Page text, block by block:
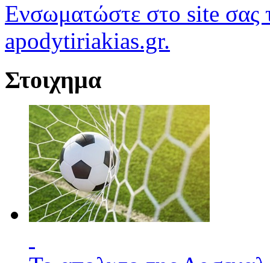
Ενσωματώστε στο site σας
apodytiriakias.gr.
Στοιχημα